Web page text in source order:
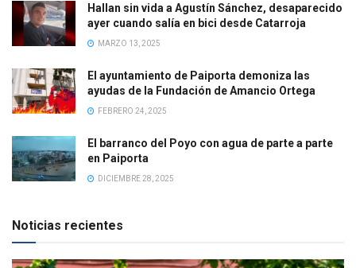
Hallan sin vida a Agustín Sánchez, desaparecido
ayer cuando salía en bici desde Catarroja
MARZO 13, 2025
El ayuntamiento de Paiporta demoniza las
ayudas de la Fundación de Amancio Ortega
FEBRERO 24, 2025
El barranco del Poyo con agua de parte a parte
en Paiporta
DICIEMBRE 28, 2025
Noticias recientes